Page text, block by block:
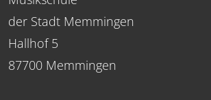
der Stadt Memmingen
Hallhof 5
87700 Memmingen